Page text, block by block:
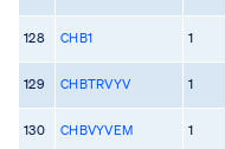
128 CHB1 1
129 CHBTRVYV 1
130 CHBVYVEM 1